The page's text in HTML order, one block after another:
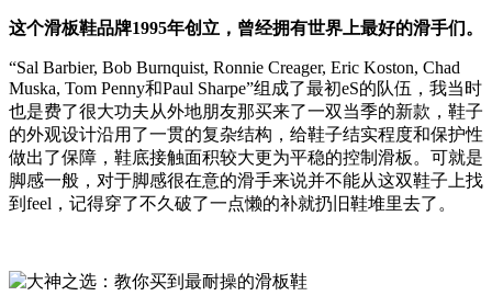
这个滑板鞋品牌1995年创立，曾经拥有世界上最好的滑手们。
“Sal Barbier, Bob Burnquist, Ronnie Creager, Eric Koston, Chad
Muska, Tom Penny和Paul Sharpe”组成了最初eS的队伍，我当时
也是费了很大功夫从外地朋友那买来了一双当季的新款，鞋子
的外观设计沿用了一贯的复杂结构，给鞋子结实程度和保护性
做出了保障，鞋底接触面积较大更为平稳的控制滑板。可就是
脚感一般，对于脚感很在意的滑手来说并不能从这双鞋子上找
到feel，记得穿了不久破了一点懒的补就扔旧鞋堆里去了。